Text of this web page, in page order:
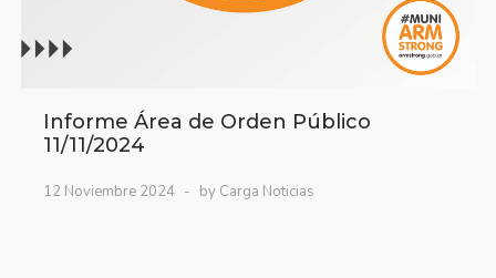
Informe Área de Orden Público
11/11/2024
12 Noviembre 2024 by Carga Noticias